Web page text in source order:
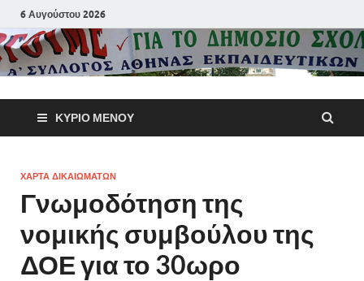
6 Αυγούστου 2026
Α΄
Αθηνών
Π.Ε.
ΚΎΡΙΟ ΜΕΝΟΎ
ΧΑΡΤΑ ΔΙΚΑΙΩΜΑΤΩΝ
Γνωμοδότηση της
νομικής συμβούλου της
ΔΟΕ για το 30ωρο